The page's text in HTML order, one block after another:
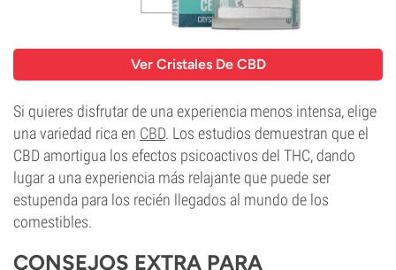
Ver Cristales De CBD
Si quieres disfrutar de una experiencia menos intensa, elige
una variedad rica en CBD. Los estudios demuestran que el
CBD amortigua los efectos psicoactivos del THC, dando
lugar a una experiencia más relajante que puede ser
estupenda para los recién llegados al mundo de los
comestibles.
CONSEJOS EXTRA PARA